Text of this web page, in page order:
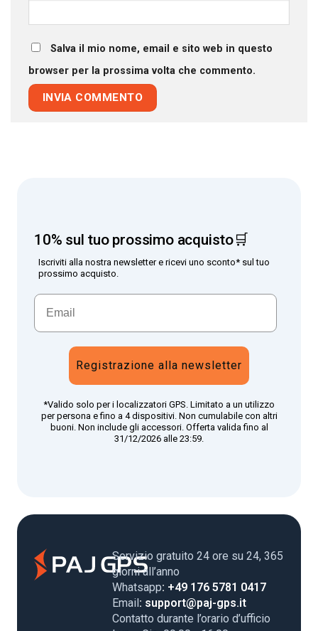
Salva il mio nome, email e sito web in questo
browser per la prossima volta che commento.
10% sul tuo prossimo acquisto🛒
Iscriviti alla nostra newsletter e ricevi uno sconto* sul tuo
prossimo acquisto.
Registrazione alla newsletter
*Valido solo per i localizzatori GPS. Limitato a un utilizzo
per persona e fino a 4 dispositivi. Non cumulabile con altri
buoni. Non include gli accessori. Offerta valida fino al
31/12/2026 alle 23:59.
Servizio gratuito 24 ore su 24, 365
giorni all’anno
Whatsapp: +49 176 5781 0417
Email : support@paj-gps.it
Contatto durante l’orario d’ufficio